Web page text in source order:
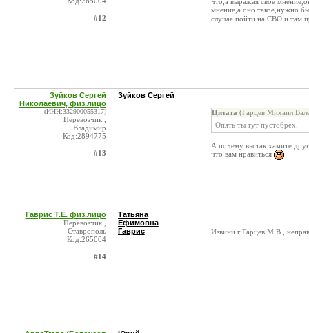
#12
мнение,а оно такое,нужно
случае пойти на СВО и там
Зуйков Сергей
Николаевич, физ.лицо
(ИНН:332900055317)
Перевозчик ,
Владимир
Код:2894775
#13
Зуйков Сергей
Цитата (Гарцев Михаил
Опять ты тут пустобрех.
А почему вы так хамите
что вам нравиться
Гаврис Т.Е. физ.лицо
Перевозчик ,
Ставрополь
Код:265004
#14
Татьяна
Ефимовна
Гаврис
Извини г.Гарцев М.В.,